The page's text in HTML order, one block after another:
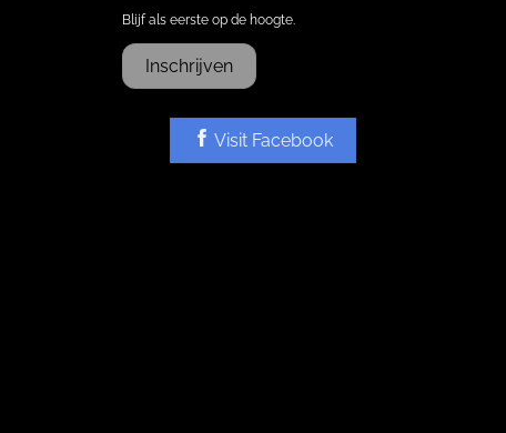
Blijf als eerste op de hoogte.
Inschrijven
Visit Facebook